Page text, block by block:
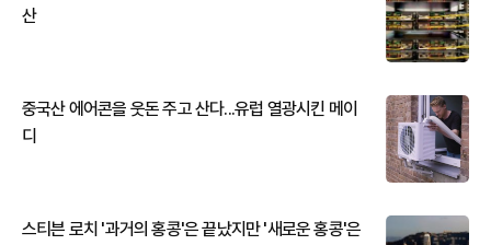
산
중국산 에어콘을 웃돈 주고 산다...유럽 열광시킨 메이
디
스티븐 로치 '과거의 홍콩'은 끝났지만 '새로운 홍콩'은